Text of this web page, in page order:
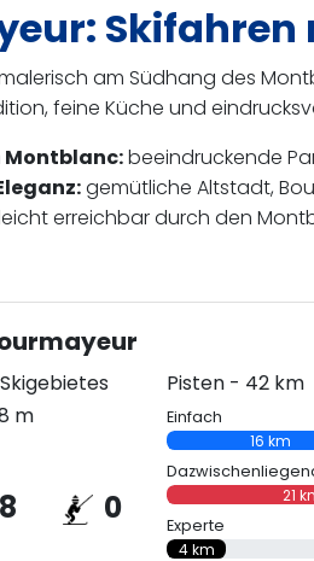
am Südhang des
feine Küche und
Montblanc:beeindruckende
gemütliche Altstadt,
erreichbar durch den
m
8 0
Pisten - 42 km
Einfach
16 km
21
Experte
4 km